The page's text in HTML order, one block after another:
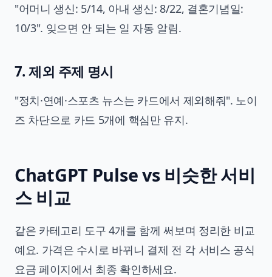
"어머니 생신: 5/14, 아내 생신: 8/22, 결혼기념일:
10/3". 잊으면 안 되는 일 자동 알림.
7. 제외 주제 명시
"정치·연예·스포츠 뉴스는 카드에서 제외해줘". 노이
즈 차단으로 카드 5개에 핵심만 유지.
ChatGPT Pulse vs 비슷한 서비
스 비교
같은 카테고리 도구 4개를 함께 써보며 정리한 비교
예요. 가격은 수시로 바뀌니 결제 전 각 서비스 공식
요금 페이지에서 최종 확인하세요.